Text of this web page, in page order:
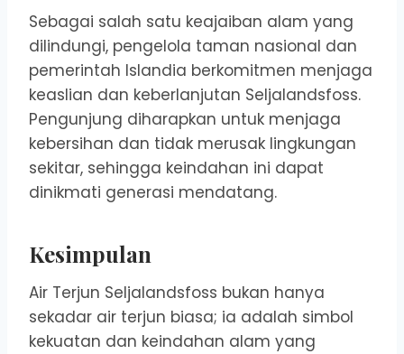
Sebagai salah satu keajaiban alam yang
dilindungi, pengelola taman nasional dan
pemerintah Islandia berkomitmen menjaga
keaslian dan keberlanjutan Seljalandsfoss.
Pengunjung diharapkan untuk menjaga
kebersihan dan tidak merusak lingkungan
sekitar, sehingga keindahan ini dapat
dinikmati generasi mendatang.
Kesimpulan
Air Terjun Seljalandsfoss bukan hanya
sekadar air terjun biasa; ia adalah simbol
kekuatan dan keindahan alam yang